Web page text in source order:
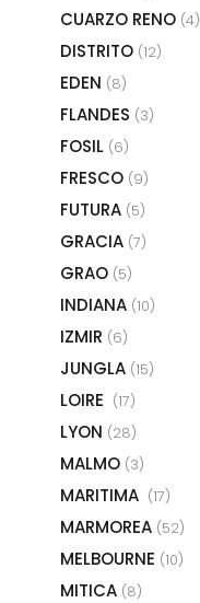
CUARZO RENO (4)
DISTRITO (12)
EDEN (8)
FLANDES (3)
FOSIL (6)
FRESCO (9)
FUTURA (5)
GRACIA (7)
GRAO (5)
INDIANA (10)
IZMIR (6)
JUNGLA (15)
LOIRE (17)
LYON (28)
MALMO (3)
MARITIMA (17)
MARMOREA (52)
MELBOURNE (10)
MITICA (8)